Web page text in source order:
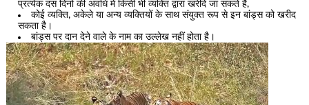
प्रत्येक दस दिनों की अवधि में किसी भी व्यक्ति द्वारा खरीदे जा सकते है,
कोई व्यक्ति, अकेले या अन्य व्यक्तियों के साथ संयुक्त रूप से इन बांड्स को खरीद
सकता है।
बांड्स पर दान देने वाले के नाम का उल्लेख नहीं होता है।